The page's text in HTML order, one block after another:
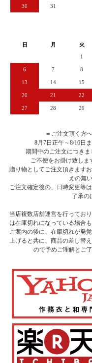
30 31
日 月 火
1
6 7 8
13 14 15
20 21 22
27 28 29
＝ご注文頂く方
8月7日正午～8/16日
期間中のご注文につき
ご不便をお掛け致し
贈り物としてご注文頂きます
えの無
ご注文確定後の、日時変更等
了承の
当店複数店舗運営を行ってお
は在庫切れになっている場合
ご案内の後に、在庫切れが発
上げると共に、商品の差し替
ので予めご理解とご